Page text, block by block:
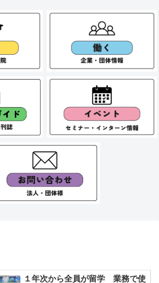
１年次から全員が留学 業務で使